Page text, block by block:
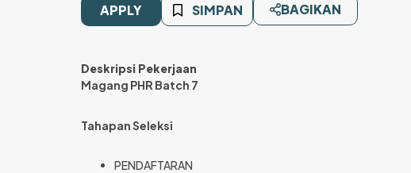
APPLY SIMPAN BAGIKAN
Deskripsi Pekerjaan
Magang PHR Batch 7
Tahapan Seleksi
PENDAFTARAN